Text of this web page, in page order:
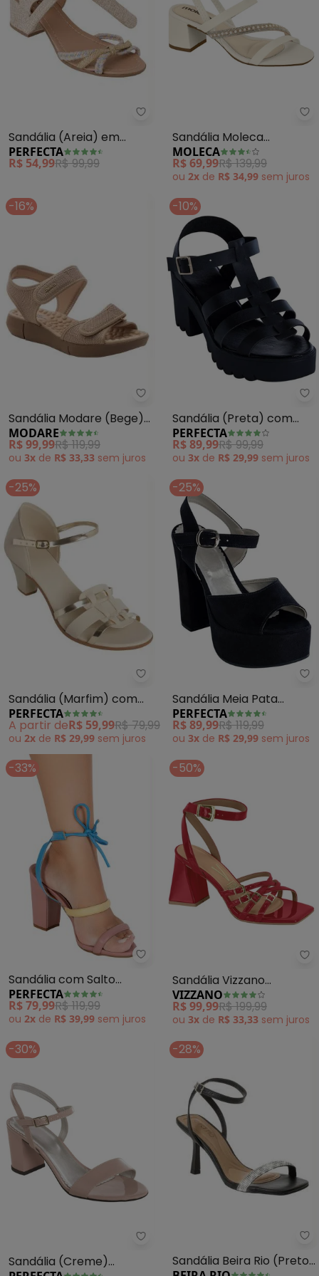
Perfecta - Sandália (Areia) em
Sandália (Areia) em
Sintético
PERFECTA
R$ 54,99R$ 99,99
Sandália Moleca
(Branca)
MOLECA
R$ 69,99R$ 139,99
ou 2x de R$ 34,99 sem juros
-16%
Modare - Sandália Modare
Sandália Modare (Bege)
com Duplo Velcro
MODARE
R$ 99,99R$ 119,99
ou 3x de R$ 33,33 sem juros
-10%
Sandália (Preta) com
Salto Tratorado
PERFECTA
R$ 89,99R$ 99,99
ou 3x de R$ 29,99 sem juros
-25%
Perfecta - Sandália (Marfim)
Sandália (Marfim) com
Tiras Douradas
PERFECTA
A partir deR$ 59,99R$ 79,99
ou 2x de R$ 29,99 sem juros
-25%
Sandália Meia Pata
(Preta)
PERFECTA
R$ 89,99R$ 119,99
ou 3x de R$ 29,99 sem juros
-33%
Perfecta - Sandália com Salto
Sandália com Salto
Quadrado (Rosê) com
Amarração
PERFECTA
R$ 79,99R$ 119,99
ou 2x de R$ 39,99 sem juros
-50%
Sandália Vizzano
(Vermelho)
VIZZANO
R$ 99,99R$ 199,99
ou 3x de R$ 33,33 sem juros
-30%
Perfecta - Sandália (Creme)
Sandália (Creme)
-28%
Sandália Beira Rio (Preto)